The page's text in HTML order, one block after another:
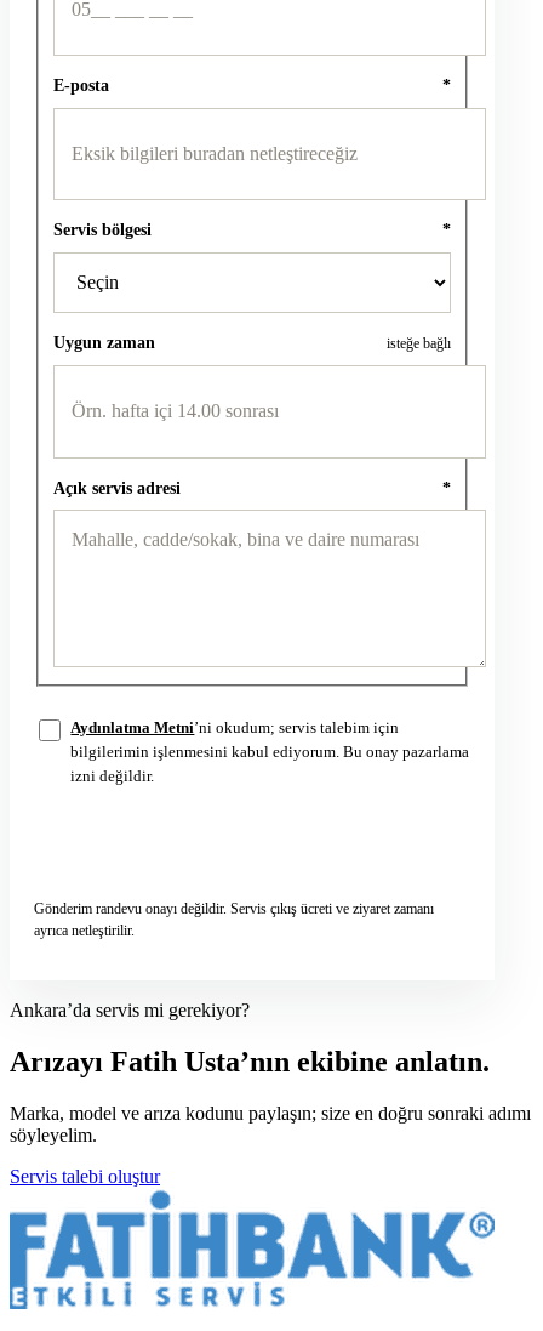
E-posta *
Servis bölgesi *
Uygun zaman isteğe bağlı
Açık servis adresi *
Aydınlatma Metni’ni okudum; servis talebim için
bilgilerimin işlenmesini kabul ediyorum. Bu onay pazarlama
izni değildir.
Gönderim randevu onayı değildir. Servis çıkış ücreti ve ziyaret zamanı
ayrıca netleştirilir.
Ankara’da servis mi gerekiyor?
Arızayı Fatih Usta’nın ekibine anlatın.
Marka, model ve arıza kodunu paylaşın; size en doğru sonraki adımı
söyleyelim.
Servis talebi oluştur